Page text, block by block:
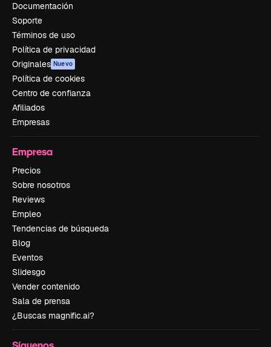
Documentación
Soporte
Términos de uso
Política de privacidad
Originales Nuevo
Política de cookies
Centro de confianza
Afiliados
Empresas
Empresa
Precios
Sobre nosotros
Reviews
Empleo
Tendencias de búsqueda
Blog
Eventos
Slidesgo
Vender contenido
Sala de prensa
¿Buscas magnific.ai?